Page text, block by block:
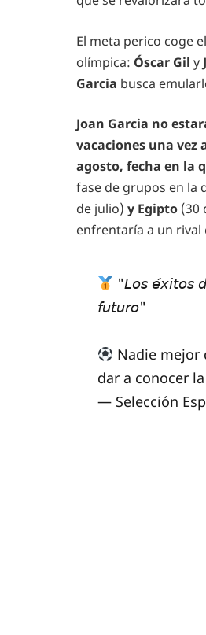
El meta perico coge
olímpica: Óscar Gil y
Garcia busca
Joan Garcia no
vacaciones una vez
agosto, fecha en la
fase de grupos en la
de julio) y Egipto (30
enfrentaría a un
"𝘓𝘰𝘴 𝘦́𝘹𝘪𝘵𝘰𝘴
𝘧𝘶𝘵𝘶𝘳𝘰"
Nadie mejor
dar a conocer
— Selección